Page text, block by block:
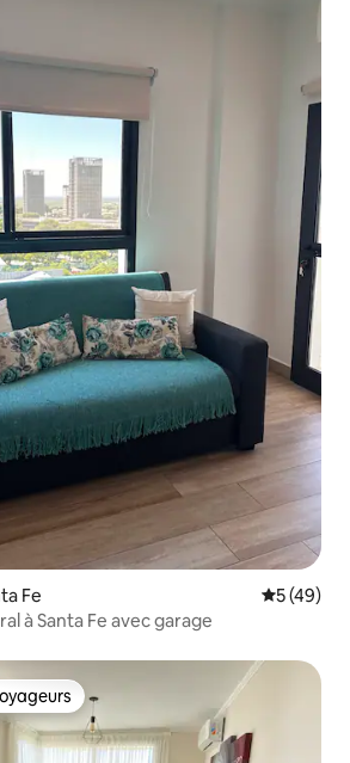
Fe
5 (49)
à Santa Fe avec garage
les plus appréciés